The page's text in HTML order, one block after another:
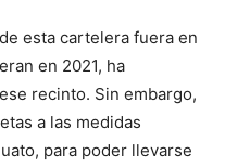
esta cartelera fuera en
en 2021, ha
recinto. Sin embargo,
a las medidas
para poder llevarse